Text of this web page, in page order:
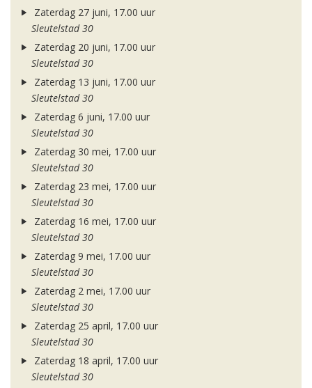
Zaterdag 27 juni, 17.00 uur
Sleutelstad 30
Zaterdag 20 juni, 17.00 uur
Sleutelstad 30
Zaterdag 13 juni, 17.00 uur
Sleutelstad 30
Zaterdag 6 juni, 17.00 uur
Sleutelstad 30
Zaterdag 30 mei, 17.00 uur
Sleutelstad 30
Zaterdag 23 mei, 17.00 uur
Sleutelstad 30
Zaterdag 16 mei, 17.00 uur
Sleutelstad 30
Zaterdag 9 mei, 17.00 uur
Sleutelstad 30
Zaterdag 2 mei, 17.00 uur
Sleutelstad 30
Zaterdag 25 april, 17.00 uur
Sleutelstad 30
Zaterdag 18 april, 17.00 uur
Sleutelstad 30